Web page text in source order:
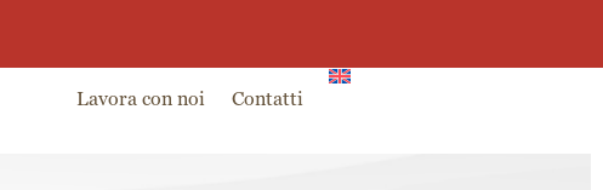
Lavora con noi Contatti